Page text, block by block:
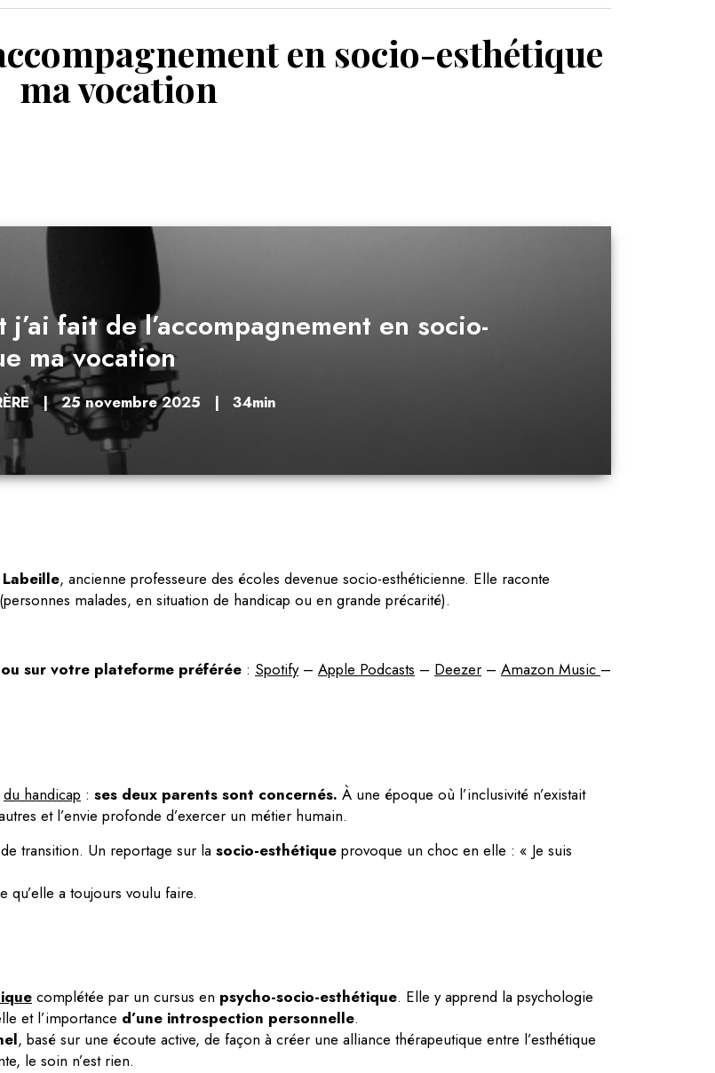
en socio-esthétique
ma vocation
j’ai fait de l’accompagnement en socio-
ma vocation
| 25 novembre 2025 | 34min
, ancienne professeure des écoles devenue socio-esthéticienne. Elle raconte
malades, en situation de handicap ou en grande précarité).
sur votre plateforme préférée : Spotify– Apple Podcasts – Deezer – Amazon Music –
du handicap : ses deux parents sont concernés. À une époque où l’inclusivité n’existait
et l’envie profonde d’exercer un métier humain.
transition. Un reportage sur la socio-esthétique provoque un choc en elle : « Je suis
a toujours voulu faire.
complétée par un cursus en psycho-socio-esthétique. Elle y apprend la psychologie
et l’importance d’une introspection personnelle.
, basé sur une écoute active, de façon à créer une alliance thérapeutique entre l’esthétique
le soin n’est rien.